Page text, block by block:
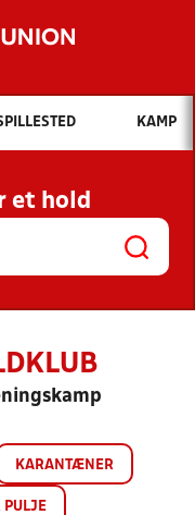
vil du søge efter?
OG NYHEDER
KLUBBER OG
KAMP
et hold
KARANTÆNER
PULJE